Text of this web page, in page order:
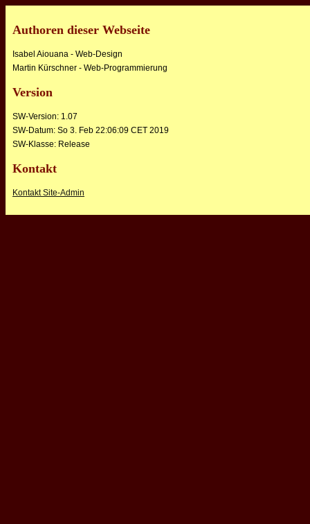
Authoren dieser Webseite
Isabel Aiouana - Web-Design
Martin Kürschner - Web-Programmierung
Version
SW-Version: 1.07
SW-Datum: So 3. Feb 22:06:09 CET 2019
SW-Klasse: Release
Kontakt
Kontakt Site-Admin